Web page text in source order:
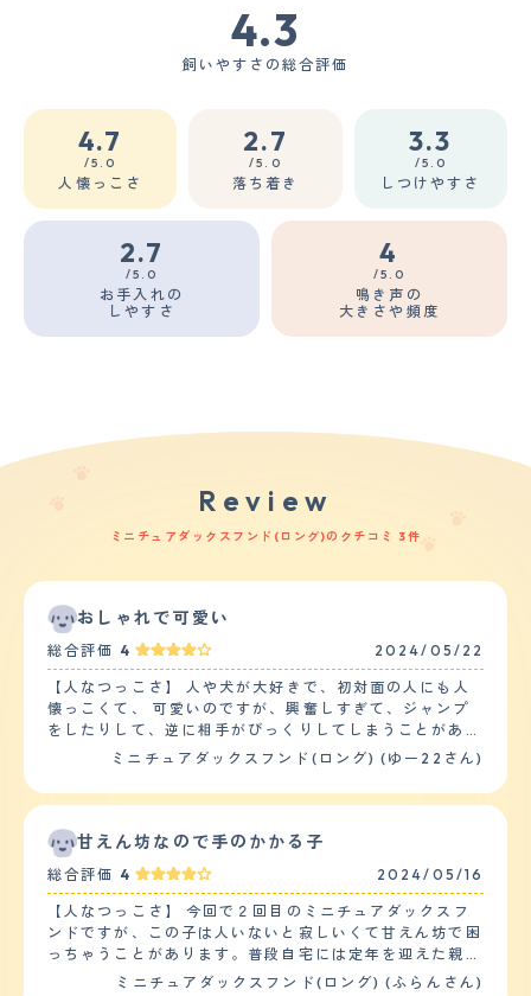
4.3
飼いやすさの総合評価
4.7
/5.0
人懐っこさ
2.7
/5.0
落ち着き
3.3
/5.0
しつけやすさ
2.7
/5.0
お手入れの
しやすさ
4
/5.0
鳴き声の
大きさや頻度
Review
ミニチュアダックスフンド(ロング)のクチコミ 3件
おしゃれで可愛い
総合評価 4 2024/05/22
【人なつっこさ】 人や犬が大好きで、初対面の人にも人
懐っこくて、 可愛いのですが、興奮しすぎて、ジャンプ
をしたりして、逆に相手がびっくりしてしまうことがあり
おうちにいるのですが、 とっても仲が良く、赤ちゃんの
けるようになってからは、ずっと後ろについていき、たま
に追いかけっこをして遊んだりしてます。 【落ち着き】
飼い主以外の人がいたりすると、ずっと落ち着きがないで
す。ミニチュアダックスフンドを2匹飼っているのです
が、 片方はあまり吠えず、甘え上手で、寝るのが好きな
ので比較的大人しいですが、もう1匹はずっとおもちゃで
遊んでいたり 外に人がいたりすると吠えたりするので落
ち着きなかったりで、同じ犬種でも性格によるのかなと思
ミニチュアダックスフンド(ロング) (ゆー22さん)
甘えん坊なので手のかかる子
総合評価 4 2024/05/16
【人なつっこさ】 今回で２回目のミニチュアダックスフ
ンドですが、この子は人いないと寂しいくて甘えん坊で困
っちゃうことがあります。普段自宅には定年を迎えた親が
いるので大丈夫ですが、家族で出かけて帰ってくると（食
ミニチュアダックスフンド(ロング) (ふらんさん)